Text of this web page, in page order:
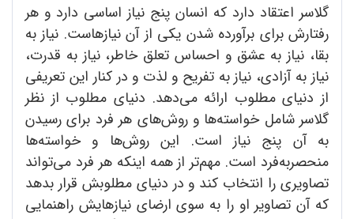
گلاسر اعتقاد دارد که انسان پنج نیاز اساسی دارد و هر
رفتارش برای برآورده شدن یکی از آن نیازهاست. نیاز به
بقا، نیاز به عشق و احساس تعلق‌ خاطر، نیاز به قدرت،
نیاز به آزادی، نیاز به تفریح و لذت و در کنار این تعریفی
از دنیای مطلوب ارائه می‌دهد. دنیای مطلوب از نظر
گلاسر شامل خواسته‌ها و روش‌های هر فرد برای رسیدن
به آن پنج نیاز است. این روش‌ها و خواسته‌ها
منحصر‌به‌فرد است. مهم‌تر از همه اینکه هر فرد می‌تواند
تصاویری را انتخاب کند و در دنیای مطلوبش قرار بدهد
که آن تصاویر او را به سوی ارضای نیازهایش راهنمایی